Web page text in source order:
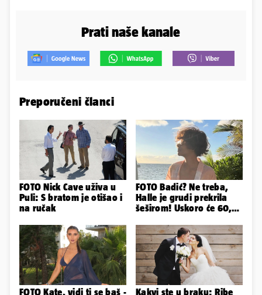
Prati naše kanale
Preporučeni članci
FOTO Nick Cave uživa u
Puli: S bratom je otišao i
na ručak
FOTO Badić? Ne treba,
Halle je grudi prekrila
šeširom! Uskoro će 60,
FOTO Kate, vidi ti se baš - Kakvi ste u braku: Ribe